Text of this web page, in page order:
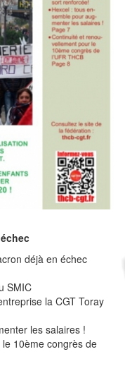
déjà en échec
SMIC
la CGT Toray
les salaires !
10ème congrès de